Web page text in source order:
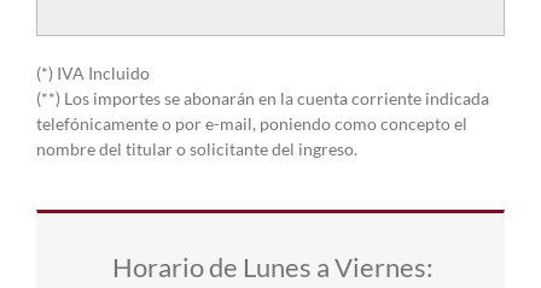
(*) IVA Incluido
(**) Los importes se abonarán en la cuenta corriente indicada
telefónicamente o por e-mail, poniendo como concepto el
nombre del titular o solicitante del ingreso.
Horario de Lunes a Viernes: